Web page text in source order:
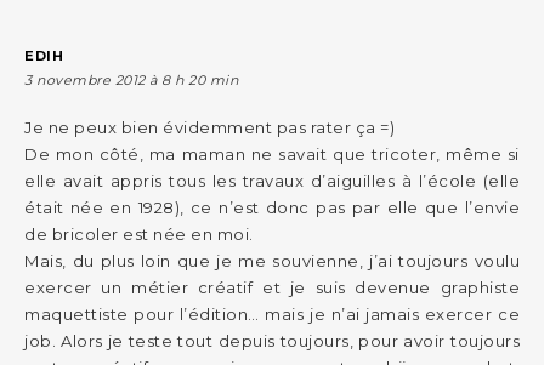
EDIH
3 novembre 2012 à 8 h 20 min
Je ne peux bien évidemment pas rater ça =)
De mon côté, ma maman ne savait que tricoter, même si
elle avait appris tous les travaux d’aiguilles à l’école (elle
était née en 1928), ce n’est donc pas par elle que l’envie
de bricoler est née en moi.
Mais, du plus loin que je me souvienne, j’ai toujours voulu
exercer un métier créatif et je suis devenue graphiste
maquettiste pour l’édition… mais je n’ai jamais exercer ce
job. Alors je teste tout depuis toujours, pour avoir toujours